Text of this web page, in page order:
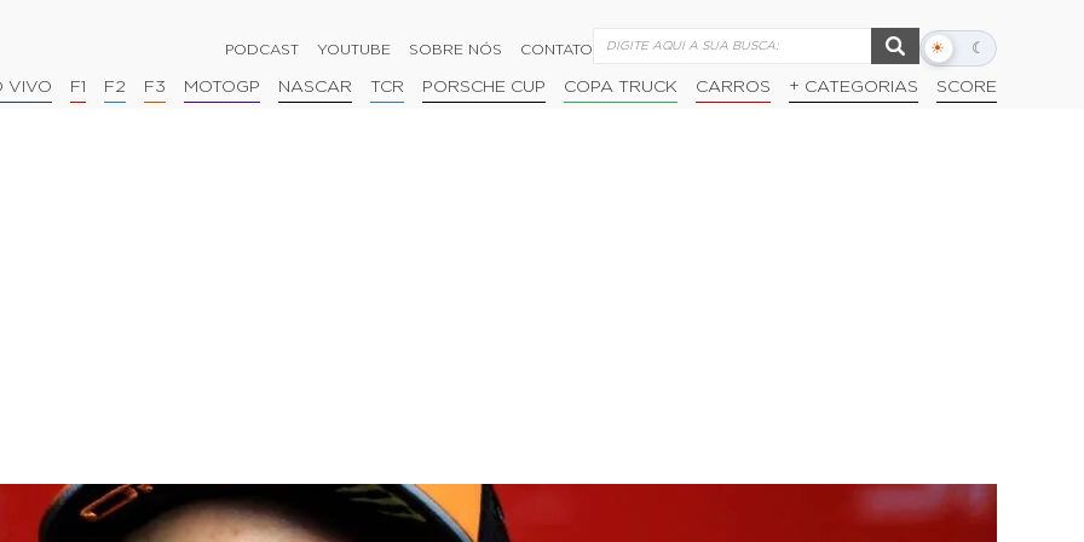
PODCAST YOUTUBE SOBRE NÓS CONTATO ☀ ☾
Alternar
escuro
VIVO F1 F2 F3 MOTOGP NASCAR TCR PORSCHE CUP COPA TRUCK CARROS + CATEGORIAS SCORE